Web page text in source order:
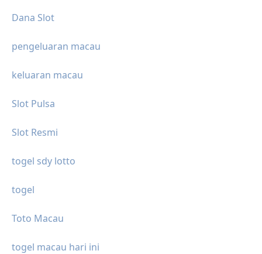
Dana Slot
pengeluaran macau
keluaran macau
Slot Pulsa
Slot Resmi
togel sdy lotto
togel
Toto Macau
togel macau hari ini